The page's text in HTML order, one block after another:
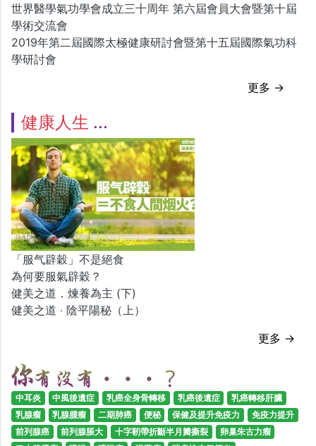
世界醫學氣功學會成立三十周年 第六屆會員大會暨第十屆
學術交流會
2019年第二屆國際太極健康研討會暨第十五屆國際氣功科
學研討會
更多 →
健康人生
「服气辟穀」不是絕食
為何要服氣辟穀？
健美之道．煉養為主 (下)
健美之道 ‧ 陰平陽秘（上）
更多 →
中耳炎 中風後遺症 乳癌全身骨轉移 乳癌後遺症
乳癌轉移肝臟
乳腺瘤
乳腺腫瘤 二期肺癌 便秘 保健及提升免疫力
免疫力提升
前列腺癌
前列腺脹大 十字靭帶折斷半月瓣撕裂
卵巢朱古力瘤